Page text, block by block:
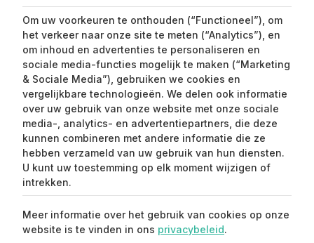
Contact
Mijn partner
Handleiding Affiliate
SEND ME LOVE LETTERS
Claim mijn 15%
Om uw voorkeuren te onthouden (“Functioneel”), om
het verkeer naar onze site te meten (“Analytics”), en
om inhoud en advertenties te personaliseren en
sociale media-functies mogelijk te maken (“Marketing
& Sociale Media”), gebruiken we cookies en
vergelijkbare technologieën. We delen ook informatie
over uw gebruik van onze website met onze sociale
media-, analytics- en advertentiepartners, die deze
kunnen combineren met andere informatie die ze
hebben verzameld van uw gebruik van hun diensten.
U kunt uw toestemming op elk moment wijzigen of
intrekken.
Meer informatie over het gebruik van cookies op onze
website is te vinden in ons privacybeleid.